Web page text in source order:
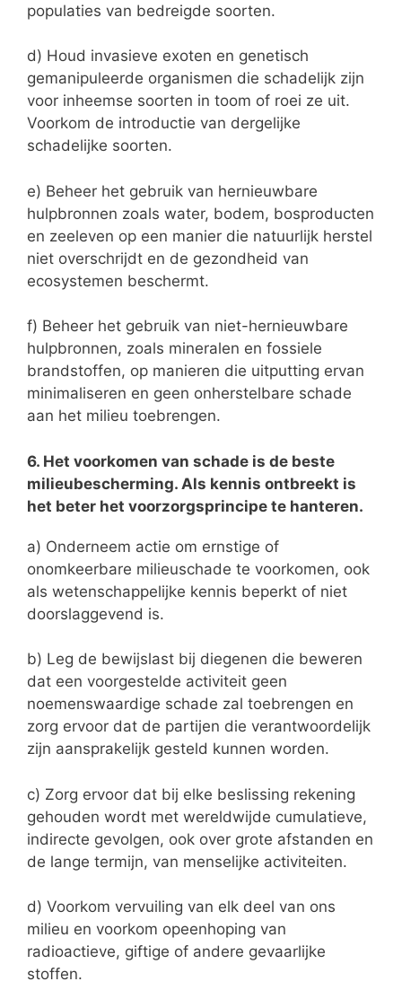
populaties van bedreigde soorten.
d) Houd invasieve exoten en genetisch
gemanipuleerde organismen die schadelijk zijn
voor inheemse soorten in toom of roei ze uit.
Voorkom de introductie van dergelijke
schadelijke soorten.
e) Beheer het gebruik van hernieuwbare
hulpbronnen zoals water, bodem, bosproducten
en zeeleven op een manier die natuurlijk herstel
niet overschrijdt en de gezondheid van
ecosystemen beschermt.
f) Beheer het gebruik van niet-hernieuwbare
hulpbronnen, zoals mineralen en fossiele
brandstoffen, op manieren die uitputting ervan
minimaliseren en geen onherstelbare schade
aan het milieu toebrengen.
6. Het voorkomen van schade is de beste
milieubescherming. Als kennis ontbreekt is
het beter het voorzorgsprincipe te hanteren.
a) Onderneem actie om ernstige of
onomkeerbare milieuschade te voorkomen, ook
als wetenschappelijke kennis beperkt of niet
doorslaggevend is.
b) Leg de bewijslast bij diegenen die beweren
dat een voorgestelde activiteit geen
noemenswaardige schade zal toebrengen en
zorg ervoor dat de partijen die verantwoordelijk
zijn aansprakelijk gesteld kunnen worden.
c) Zorg ervoor dat bij elke beslissing rekening
gehouden wordt met wereldwijde cumulatieve,
indirecte gevolgen, ook over grote afstanden en
de lange termijn, van menselijke activiteiten.
d) Voorkom vervuiling van elk deel van ons
milieu en voorkom opeenhoping van
radioactieve, giftige of andere gevaarlijke
stoffen.